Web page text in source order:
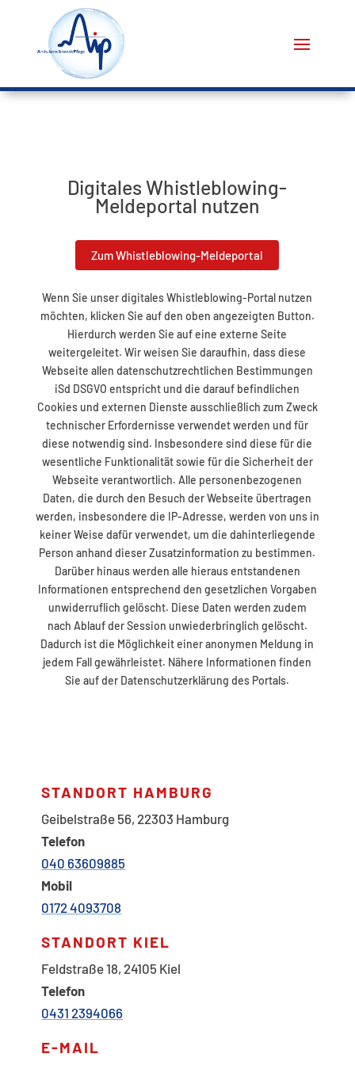
Digitales Whistleblowing-
Meldeportal nutzen
Zum Whistleblowing-Meldeportal
Wenn Sie unser digitales Whistleblowing-Portal nutzen
möchten, klicken Sie auf den oben angezeigten Button.
Hierdurch werden Sie auf eine externe Seite
weitergeleitet. Wir weisen Sie daraufhin, dass diese
Webseite allen datenschutzrechtlichen Bestimmungen
iSd DSGVO entspricht und die darauf befindlichen
Cookies und externen Dienste ausschließlich zum Zweck
technischer Erfordernisse verwendet werden und für
diese notwendig sind. Insbesondere sind diese für die
wesentliche Funktionalität sowie für die Sicherheit der
Webseite verantwortlich. Alle personenbezogenen
Daten, die durch den Besuch der Webseite übertragen
werden, insbesondere die IP-Adresse, werden von uns in
keiner Weise dafür verwendet, um die dahinterliegende
Person anhand dieser Zusatzinformation zu bestimmen.
Darüber hinaus werden alle hieraus entstandenen
Informationen entsprechend den gesetzlichen Vorgaben
unwiderruflich gelöscht. Diese Daten werden zudem
nach Ablauf der Session unwiederbringlich gelöscht.
Dadurch ist die Möglichkeit einer anonymen Meldung in
jedem Fall gewährleistet. Nähere Informationen finden
Sie auf der Datenschutzerklärung des Portals.
STANDORT HAMBURG
Geibelstraße 56, 22303 Hamburg
Telefon
040 63609885
Mobil
0172 4093708
STANDORT KIEL
Feldstraße 18, 24105 Kiel
Telefon
0431 2394066
E-MAIL